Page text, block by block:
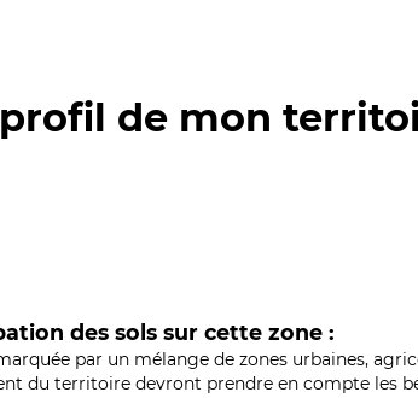
de mon
des sols sur cette zone :
par un mélange de zones urbaines,
du territoire devront prendre en compte les